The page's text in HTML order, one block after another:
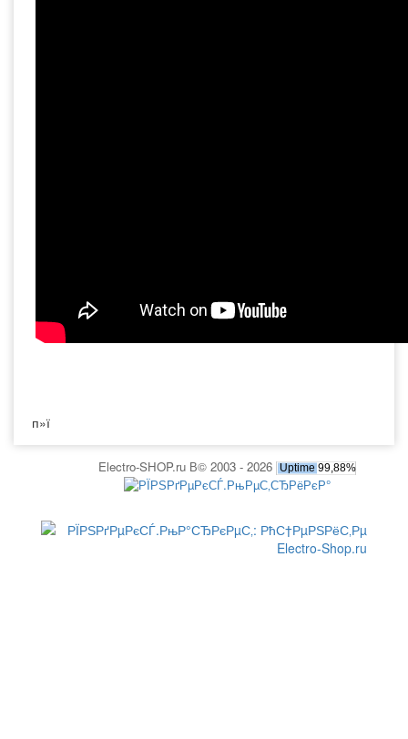
п»ї
Electro-SHOP.ru В© 2003 - 2026